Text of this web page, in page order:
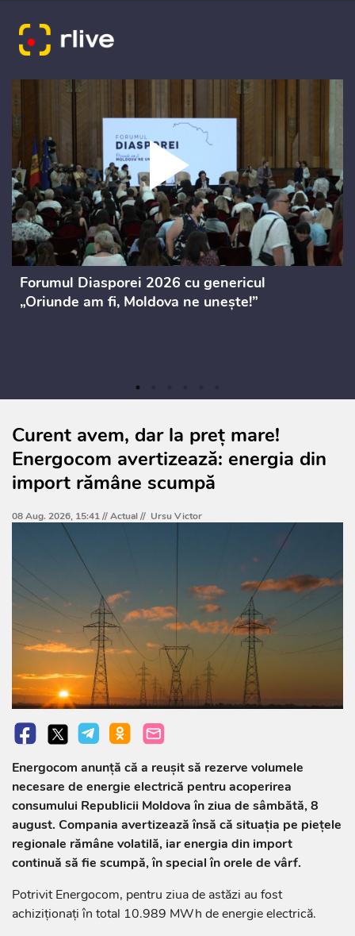
Forumul Diasporei 2026 cu genericul
„Oriunde am fi, Moldova ne unește!”
Curent avem, dar la preț mare!
Energocom avertizează: energia din
import rămâne scumpă
08 Aug. 2026, 15:41 //Actual// Ursu Victor
Energocom anunță că a reușit să rezerve volumele
necesare de energie electrică pentru acoperirea
consumului Republicii Moldova în ziua de sâmbătă, 8
august. Compania avertizează însă că situația pe piețele
regionale rămâne volatilă, iar energia din import
continuă să fie scumpă, în special în orele de vârf.
Potrivit Energocom, pentru ziua de astăzi au fost
achiziționați în total 10.989 MWh de energie electrică.